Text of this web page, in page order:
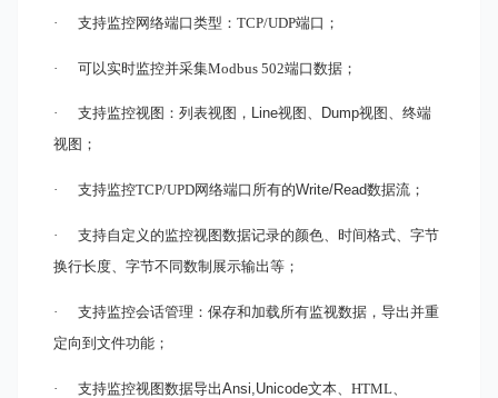
· 支持监控网络端口类型：TCP/UDP端口 ；
· 可以实时监控并采集Modbus 502端口数据；
· 支持监控视图：列表视图， Line视图、 Dump视图、终端
视图 ；
· 支持监控TCP/UPD网络端口 所有的Write/Read数据流；
·
支持自定义的监控视图数据记录的颜色、时间格式、字节
换行长度、字节不同数制展示输出等；
·
支持监控会话管理：保存和加载所有监视数据，导出并重
定向到文件功能；
· 支持监控视图数据导出Ansi,Unicode文本、HTML、